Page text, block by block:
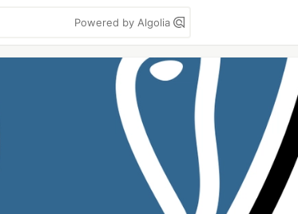
Powered by Algolia